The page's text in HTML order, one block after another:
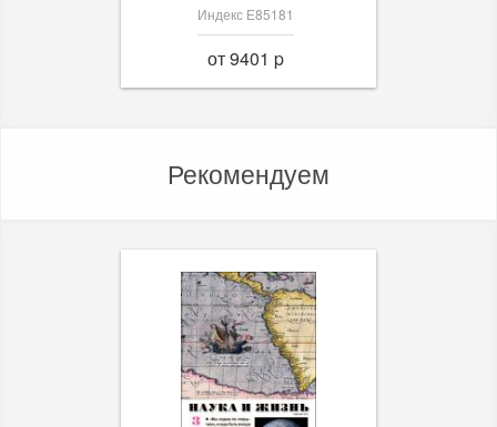
Индекс Е85181
от 9401 p
Рекомендуем